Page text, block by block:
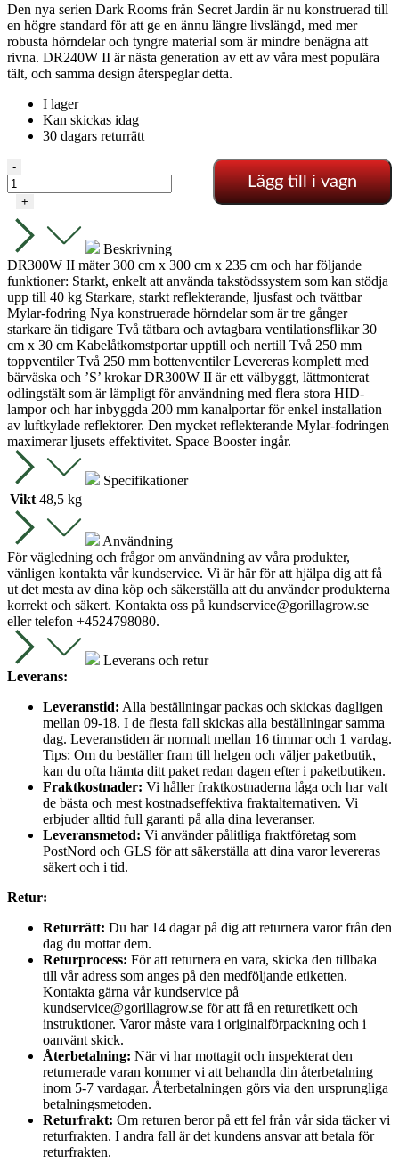
priset
var:
11.146 SEK.
priset
är:
8.208 SEK.
Den nya serien Dark Rooms från Secret Jardin är nu konstruerad till
en högre standard för att ge en ännu längre livslängd, med mer
robusta hörndelar och tyngre material som är mindre benägna att
rivna. DR240W II är nästa generation av ett av våra mest populära
tält, och samma design återspeglar detta.
I lager
Kan skickas idag
30 dagars returrätt
SECRET
JARDIN
-
BOXAR
GROTELT
mängd
-
+
Lägg till i vagn
Beskrivning
DR300W II mäter 300 cm x 300 cm x 235 cm och har följande
funktioner: Starkt, enkelt att använda takstödssystem som kan stödja
upp till 40 kg Starkare, starkt reflekterande, ljusfast och tvättbar
Mylar-fodring Nya konstruerade hörndelar som är tre gånger
starkare än tidigare Två tätbara och avtagbara ventilationsflikar 30
cm x 30 cm Kabelåtkomstportar upptill och nertill Två 250 mm
toppventiler Två 250 mm bottenventiler Levereras komplett med
bärväska och ’S’ krokar DR300W II är ett välbyggt, lättmonterat
odlingstält som är lämpligt för användning med flera stora HID-
lampor och har inbyggda 200 mm kanalportar för enkel installation
av luftkylade reflektorer. Den mycket reflekterande Mylar-fodringen
maximerar ljusets effektivitet. Space Booster ingår.
Specifikationer
Vikt 48,5 kg
Användning
För vägledning och frågor om användning av våra produkter,
vänligen kontakta vår kundservice. Vi är här för att hjälpa dig att få
ut det mesta av dina köp och säkerställa att du använder produkterna
korrekt och säkert. Kontakta oss på kundservice@gorillagrow.se
eller telefon +4524798080.
Leverans och retur
Leverans:
Leveranstid: Alla beställningar packas och skickas dagligen
mellan 09-18. I de flesta fall skickas alla beställningar samma
dag. Leveranstiden är normalt mellan 16 timmar och 1 vardag.
Tips: Om du beställer fram till helgen och väljer paketbutik,
kan du ofta hämta ditt paket redan dagen efter i paketbutiken.
Fraktkostnader: Vi håller fraktkostnaderna låga och har valt
de bästa och mest kostnadseffektiva fraktalternativen. Vi
erbjuder alltid full garanti på alla dina leveranser.
Leveransmetod: Vi använder pålitliga fraktföretag som
PostNord och GLS för att säkerställa att dina varor levereras
säkert och i tid.
Retur:
Returrätt: Du har 14 dagar på dig att returnera varor från den
dag du mottar dem.
Returprocess: För att returnera en vara, skicka den tillbaka
till vår adress som anges på den medföljande etiketten.
Kontakta gärna vår kundservice på
kundservice@gorillagrow.se för att få en returetikett och
instruktioner. Varor måste vara i originalförpackning och i
oanvänt skick.
Återbetalning: När vi har mottagit och inspekterat den
returnerade varan kommer vi att behandla din återbetalning
inom 5-7 vardagar. Återbetalningen görs via den ursprungliga
betalningsmetoden.
Returfrakt: Om returen beror på ett fel från vår sida täcker vi
returfrakten. I andra fall är det kundens ansvar att betala för
returfrakten.